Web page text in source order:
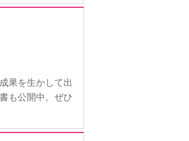
果を生かして出
も公開中。ぜひ